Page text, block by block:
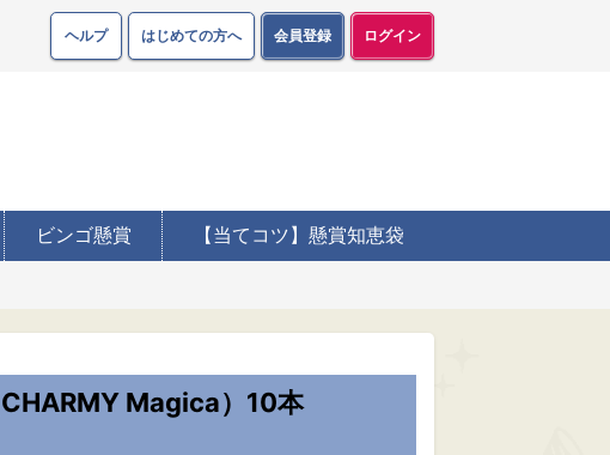
ヘルプ はじめての方へ 会員登録 ログイン
ビンゴ懸賞 【当てコツ】懸賞知恵袋
Magica）10本